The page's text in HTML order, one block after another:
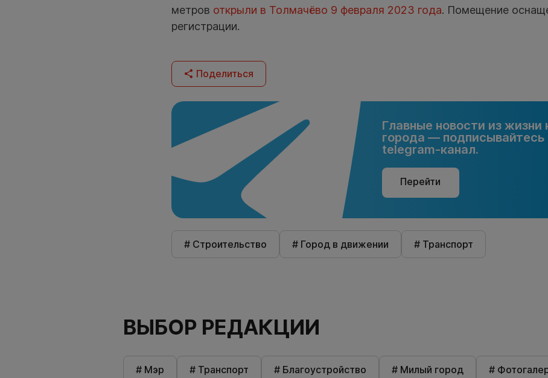
метров открыли в Толмачёво 9 февраля 2023 года. Помещение
регистрации.
Поделиться
Главные новости из жизни
города — подписывайтесь
telegram-канал.
Перейти
# Строительство # Город в движении # Транспорт
ВЫБОР РЕДАКЦИИ
# Мэр # Транспорт # Благоустройство # Милый город #